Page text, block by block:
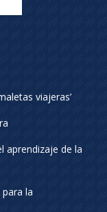
viajeras’
aprendizaje de la
la